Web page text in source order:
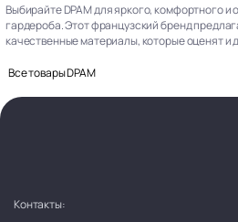
Выбирайте DPAM для яркого, комфортного и
гардероба. Этот французский бренд
качественные материалы, которые оценят и
Все товары DPAM
Контакты: